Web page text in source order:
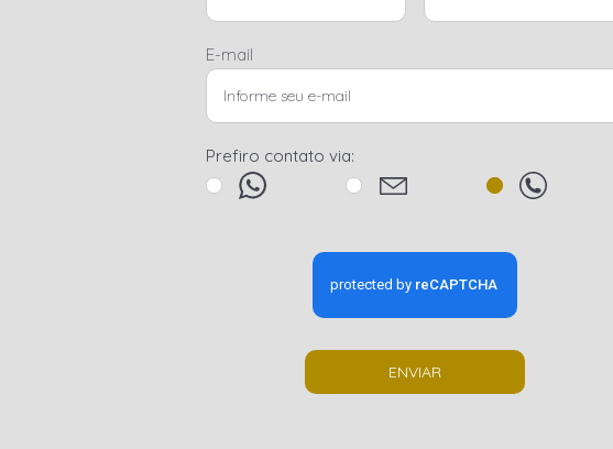
E-mail
Prefiro contato via:
ENVIAR